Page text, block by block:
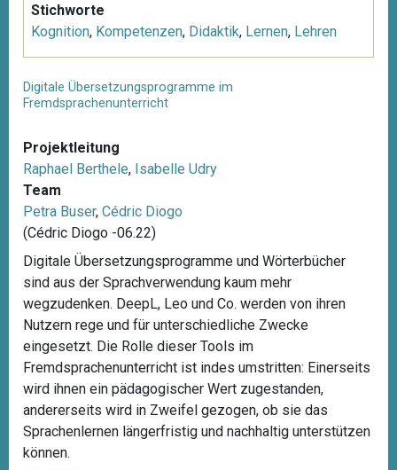
Stichworte
Kognition, Kompetenzen, Didaktik, Lernen, Lehren
Digitale Übersetzungsprogramme im
Fremdsprachenunterricht
Projektleitung
Raphael Berthele, Isabelle Udry
Team
Petra Buser, Cédric Diogo
(Cédric Diogo -06.22)
Digitale Übersetzungsprogramme und Wörterbücher
sind aus der Sprachverwendung kaum mehr
wegzudenken. DeepL, Leo und Co. werden von ihren
Nutzern rege und für unterschiedliche Zwecke
eingesetzt. Die Rolle dieser Tools im
Fremdsprachenunterricht ist indes umstritten: Einerseits
wird ihnen ein pädagogischer Wert zugestanden,
andererseits wird in Zweifel gezogen, ob sie das
Sprachenlernen längerfristig und nachhaltig unterstützen
können.